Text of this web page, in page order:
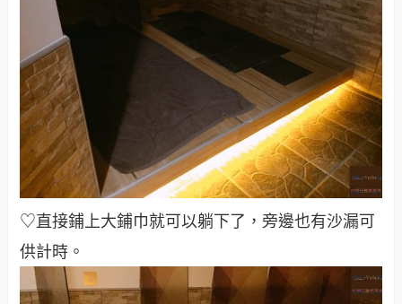
♡直接鋪上大鋪巾就可以躺下了，旁邊也有沙漏可
供計時。